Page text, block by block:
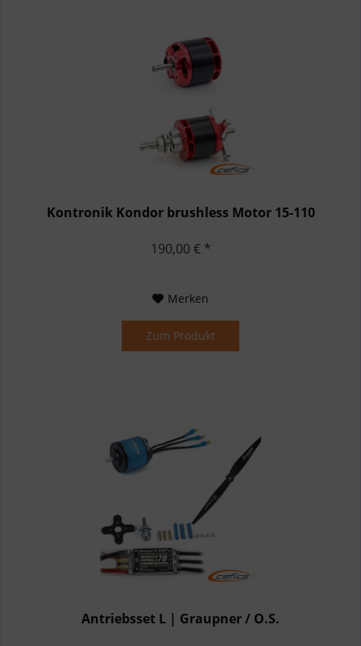
Kontronik Kondor brushless Motor 15-110
190,00 € *
Merken
Zum Produkt
Antriebsset L | Graupner / O.S.